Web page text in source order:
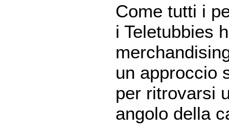
Come tutti i
i Teletubbies
un approccio
per ritrovarsi
angolo della